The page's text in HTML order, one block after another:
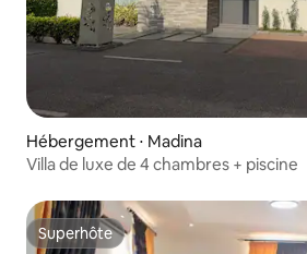
Hébergement ⋅ Madina
Villa de luxe de 4 chambres + piscine
Superhôte
Superhôte